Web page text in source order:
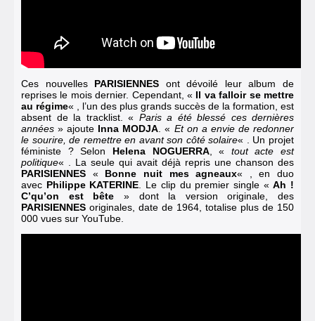
Ces nouvelles PARISIENNES ont dévoilé leur album de
reprises le mois dernier. Cependant, « Il va falloir se mettre
au régime« , l’un des plus grands succès de la formation, est
absent de la tracklist. « Paris a été blessé ces dernières
années » ajoute Inna MODJA. « Et on a envie de redonner
le sourire, de remettre en avant son côté solaire« . Un projet
féministe ? Selon Helena NOGUERRA, « tout acte est
politique« . La seule qui avait déjà repris une chanson des
PARISIENNES « Bonne nuit mes agneaux« , en duo
avec Philippe KATERINE. Le clip du premier single «Ah !
C’qu’on est bête » dont la version originale, des
PARISIENNES originales, date de 1964, totalise plus de 150
000 vues sur YouTube.